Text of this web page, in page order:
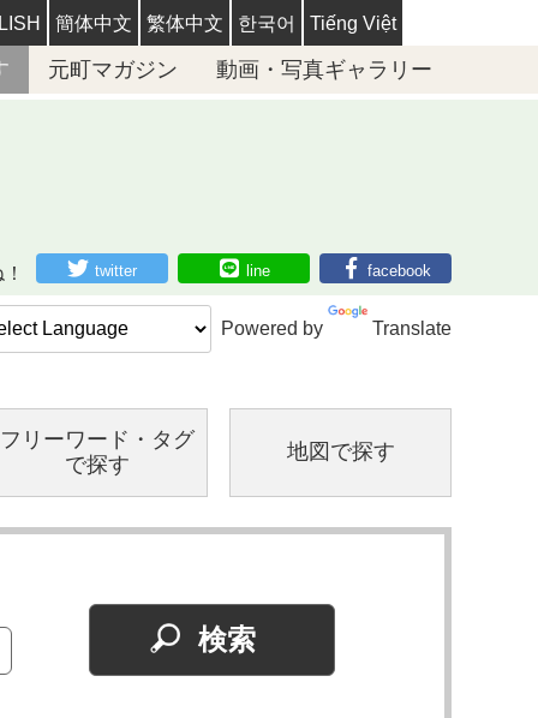
簡体中文 繁体中文 한국어 Tiếng Việt
元町マガジン 動画・写真ギャラリー
twitter line facebook
Powered by Translate
フリーワード・ タグ
で探す
地図で探す